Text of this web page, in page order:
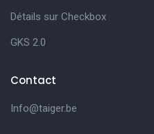
Détails sur Checkbox
GKS 2.0
Contact
Info@taiger.be